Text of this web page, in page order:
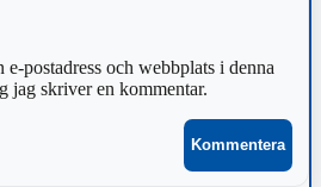
e-postadress och webbplats i denna
jag skriver en kommentar.